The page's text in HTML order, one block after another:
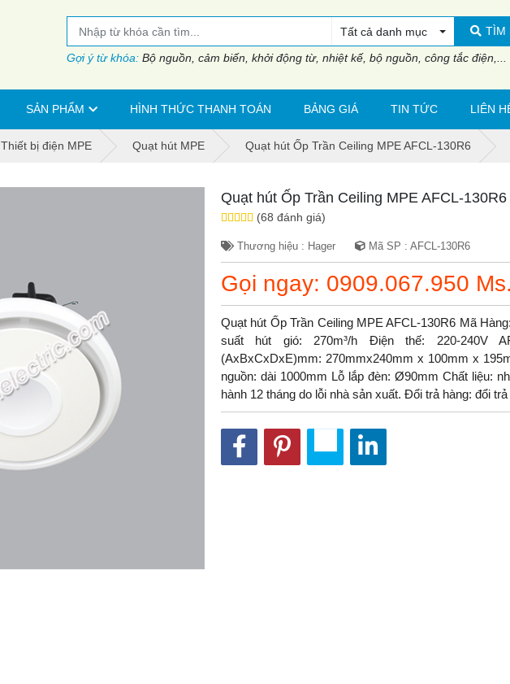
Tất cả danh mục TÌM
Gợi ý từ khóa: Bộ nguồn, cảm biến, khởi động từ, nhiệt kế, bộ nguồn, công tắc điện,...
SẢN PHẨM HÌNH THỨC THANH TOÁN BẢNG GIÁ TIN TỨC LIÊN
Thiết bị điện MPE Quạt hút MPE Quạt hút Ốp Trần Ceiling MPE AFCL-130R6
Quạt hút Ốp Trần Ceiling MPE AFCL-130R6
(68 đánh giá)
Thương hiệu : Hager Mã SP : AFCL-130R6
Gọi ngay: 0909.067.950
Quạt hút Ốp Trần Ceiling MPE AFCL-130R6 Mã
suất hút gió: 270m³/h Điện thế: 220-240V
(AxBxCxDxE)mm: 270mmx240mm x 100mm x
nguồn: dài 1000mm Lỗ lắp đèn: Ø90mm Chất liệu:
hành 12 tháng do lỗi nhà sản xuất. Đổi trả hàng: đổi